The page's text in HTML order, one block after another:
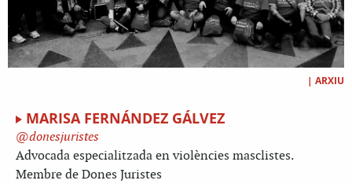
| ARXIU
MARISA FERNÁNDEZ GÁLVEZ
donesjuristes
Advocada especialitzada en violències masclistes.
Membre de Dones Juristes